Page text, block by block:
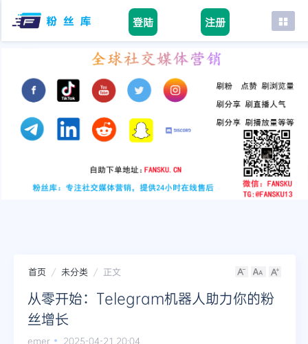
登陆 注册
首页
tiktok
youtube
instagram
首页 未分类 正文
从零开始：Telegram机器人助力你的粉
丝增长
emer 2025-04-21 20:04